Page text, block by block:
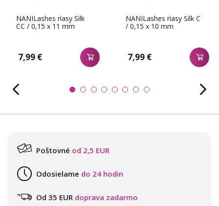
NANILashes riasy Silk
CC / 0,15 x 11 mm
7,99 €
NANILashes riasy Silk C
/ 0,15 x 10 mm
7,99 €
Poštovné od 2,5 EUR
Odosielame do 24 hodin
Od 35 EUR doprava zadarmo